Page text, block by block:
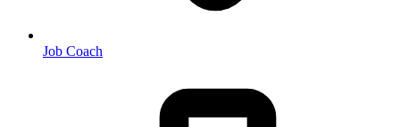
Job Coach